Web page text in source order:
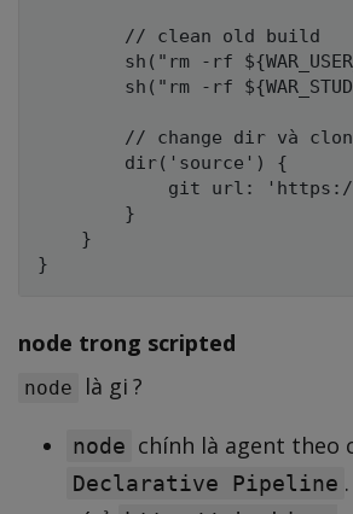
        // clean old build
sh("rm -rf
sh("rm -rf
// change dir và
        dir('source') {
git url:
        }
    }
node trong scripted
node là gi ?
node chính là agent theo
Declarative Pipeline